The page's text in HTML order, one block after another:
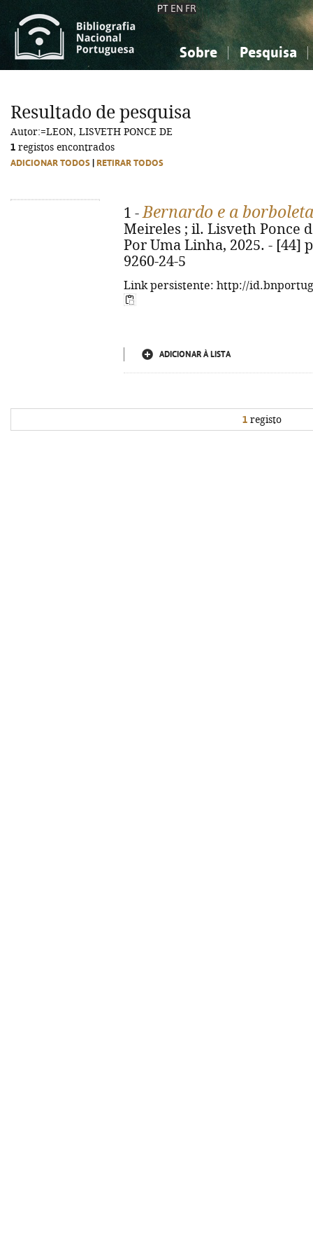
PT EN FR
Sobre Pesquisa
Ciências sociais...
Ciências sociais...
Resultado de pesquisa
Autor:=LEON, LISVETH PONCE DE
1 registos encontrados
ADICIONAR TODOS RETIRAR TODOS
1 -Bernardo e a
Meireles ; il. Lisveth Ponce
Por Uma Linha, 2025. - [44]
9260-24-5
Link persistente: http://
ADICIONAR À LISTA
1 registo